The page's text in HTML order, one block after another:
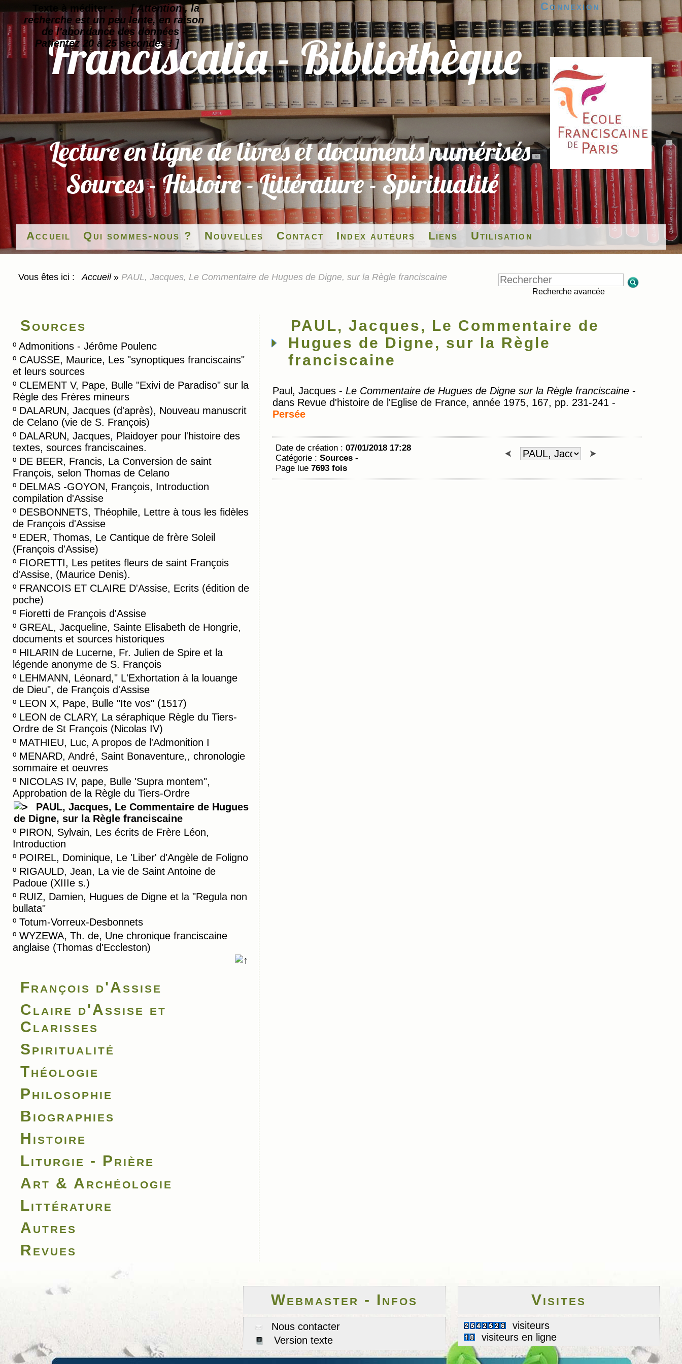
Texte à méditer :
[ Attention , la
recherche est un peu lente, en raison
de l'abondance des données -
Patientez 20 à 25 secondes ! ]
Accueil
Connexion
Qui sommes-nous ? Nouvelles Contact Index auteurs Liens Utilisation
Vous êtes ici : Accueil » PAUL, Jacques, Le Commentaire de Hugues de Digne, sur la Règle franciscaine
Recherche avancée
Sources
º Admonitions - Jérôme Poulenc
º CAUSSE, Maurice, Les "synoptiques franciscains"
et leurs sources
º CLEMENT V, Pape, Bulle "Exivi de Paradiso" sur la
Règle des Frères mineurs
º DALARUN, Jacques (d'après), Nouveau manuscrit
de Celano (vie de S. François)
º DALARUN, Jacques, Plaidoyer pour l'histoire des
textes, sources franciscaines.
º DE BEER, Francis, La Conversion de saint
François, selon Thomas de Celano
º DELMAS -GOYON, François, Introduction
compilation d'Assise
º DESBONNETS, Théophile, Lettre à tous les fidèles
de François d'Assise
º EDER, Thomas, Le Cantique de frère Soleil
(François d'Assise)
º FIORETTI, Les petites fleurs de saint François
d'Assise, (Maurice Denis).
º FRANCOIS ET CLAIRE D'Assise, Ecrits (édition de
poche)
º Fioretti de François d'Assise
º GREAL, Jacqueline, Sainte Elisabeth de Hongrie,
documents et sources historiques
º HILARIN de Lucerne, Fr. Julien de Spire et la
légende anonyme de S. François
º LEHMANN, Léonard," L'Exhortation à la louange
de Dieu", de François d'Assise
º LEON X, Pape, Bulle "Ite vos" (1517)
º LEON de CLARY, La séraphique Règle du Tiers-
Ordre de St François (Nicolas IV)
º MATHIEU, Luc, A propos de l'Admonition I
º MENARD, André, Saint Bonaventure,, chronologie
sommaire et oeuvres
º NICOLAS IV, pape, Bulle 'Supra montem",
Approbation de la Règle du Tiers-Ordre
PAUL, Jacques, Le Commentaire de Hugues
de Digne, sur la Règle franciscaine
º PIRON, Sylvain, Les écrits de Frère Léon,
Introduction
º POIREL, Dominique, Le 'Liber' d'Angèle de Foligno
º RIGAULD, Jean, La vie de Saint Antoine de
Padoue (XIIIe s.)
º RUIZ, Damien, Hugues de Digne et la "Regula non
bullata"
º Totum-Vorreux-Desbonnets
º WYZEWA, Th. de, Une chronique franciscaine
anglaise (Thomas d'Eccleston)
François d'Assise
Claire d'Assise et
Clarisses
Spiritualité
Théologie
Philosophie
Biographies
Histoire
Liturgie - Prière
Art & Archéologie
Littérature
Autres
Revues
PAUL, Jacques, Le Commentaire de
Hugues de Digne, sur la Règle
franciscaine
Paul, Jacques - Le Commentaire de Hugues de Digne sur la Règle franciscaine -
dans Revue d'histoire de l'Eglise de France, année 1975, 167, pp. 231-241 -
Persée
Date de création : 07/01/2018 17:28
Catégorie : Sources -
Page lue 7693 fois
Webmaster - Infos
Nous contacter
Version texte
Visites
visiteurs
visiteurs en ligne